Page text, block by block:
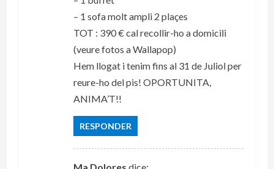
– 1 sofa molt ampli 2 plaçes
TOT : 390 € cal recollir-ho a domicili
(veure fotos a Wallapop)
Hem llogat i tenim fins al 31 de Juliol per
reure-ho del pis! OPORTUNITA,
ANIMA’T!!
RESPONDER